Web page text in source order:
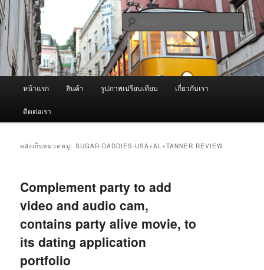
ข้าม
ไป
ยัง
เนื้อหา
หลัก
ข้าม
ไป
บทความ
รอง
ผู้นำเข้าเครื่องพ่นหมอกควัน Best
Fogger / Fogger One และ อะไหล่
จำหน่ายเครื่องพ่นหมอกควัน คุณภาพดี บริการด้วยความจริงใจ
ค้นหา
หน้าแรก สินค้า รูปภาพเปรียบเทียบ เกี่ยวกับเรา
ติดต่อเรา
คลังเก็บหมวดหมู่:SUGAR-DADDIES-USA+AL+TANNER REVIEW
Complement party to add
video and audio cam,
contains party alive movie, to
its dating application
portfolio